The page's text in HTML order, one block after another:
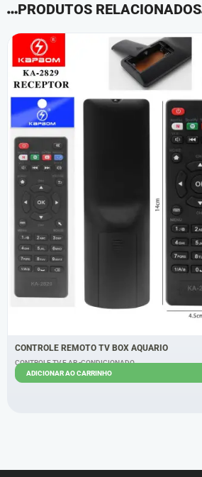
PRODUTOS RELACIONADOS
CONTROLE REMOTO TV BOX AQUARIO
CONTROLE TV E AR -CONDICIONADO
ADICIONAR AO CARRINHO